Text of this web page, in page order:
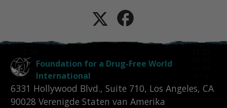
Foundation for a Drug-Free World
International
6331 Hollywood Blvd., Suite 710, Los Angeles, CA
90028 Verenigde Staten van Amerika